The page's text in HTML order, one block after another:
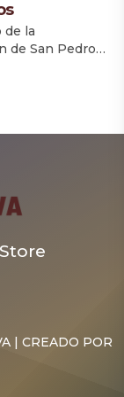
de la
de San Pedro
tras
suficientes
La decisión
luego […]
| CREADO POR